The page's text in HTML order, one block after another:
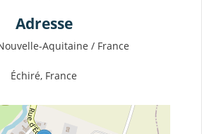
Adresse
Aquitaine / France
Échiré, France